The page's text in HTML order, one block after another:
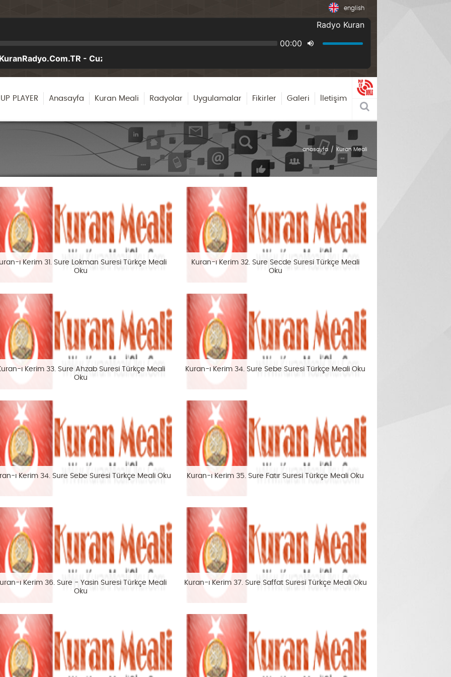
english
PLAYER Anasayfa Kuran Meali Radyolar Uygulamalar Fikirler Galeri İletişim
anasayfa Kuran Meali
ı Kerim 31. Sure Lokman Suresi Türkçe Meali
Oku
Kuran-ı Kerim 32. Sure Secde Suresi Türkçe Meali
Oku
ı Kerim 33. Sure Ahzab Suresi Türkçe Meali
Oku
Kuran-ı Kerim 34. Sure Sebe Suresi Türkçe Meali Oku
ı Kerim 34. Sure Sebe Suresi Türkçe Meali Oku Kuran-ı Kerim 35. Sure Fatır Suresi Türkçe Meali Oku
ı Kerim 36. Sure - Yasin Suresi Türkçe Meali
Oku
Kuran-ı Kerim 37. Sure Saffat Suresi Türkçe Meali Oku